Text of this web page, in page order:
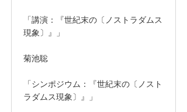
「講演：『世紀末の〔ノストラダムス
現象〕』」
菊池聡
「シンポジウム：『世紀末の〔ノスト
ラダムス現象〕』」